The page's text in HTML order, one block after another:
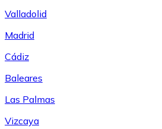
Valladolid
Madrid
Cádiz
Baleares
Las Palmas
Vizcaya